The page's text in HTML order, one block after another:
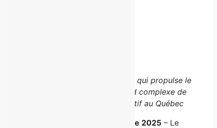
Un investissement de 6,5 M $ qui propulse le
centre au rang de plus grand complexe de
divertissement multi récréatif au Québec
Saint-Georges, le 15 septembre 2025 – Le